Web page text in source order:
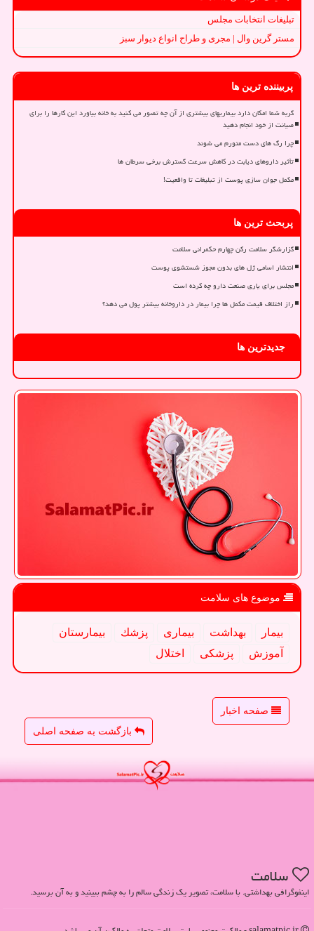
تبلیغات انتخابات مجلس
مستر گرین وال | مجری و طراح انواع دیوار سبز
پربیننده ترین ها
گربه شما امکان دارد بیماریهای بیشتری از آن چه تصور می کنید به خانه بیاورد این کارها را برای
صیانت از خود انجام دهید
چرا رگ های دست متورم می شوند
تأثیر داروهای دیابت در کاهش سرعت گسترش برخی سرطان ها
مکمل جوان سازی پوست از تبلیغات تا واقعیت!
پربحث ترین ها
گزارشگر سلامت رکن چهارم حکمرانی سلامت
انتشار اسامی ژل های بدون مجوز شستشوی پوست
مجلس برای یاری صنعت دارو چه کرده است
راز اختلاف قیمت مکمل ها چرا بیمار در داروخانه بیشتر پول می دهد؟
جدیدترین ها
موضوع های سلامت
بیمار بهداشت بیماری پزشك
بیمارستان
آموزش
پزشكی اختلال
صفحه اخبار
بازگشت به صفحه اصلی
سلامت
اینفوگرافی بهداشتی. با سلامت، تصویر یک زندگی سالم را به چشم ببینید و به آن برسید.